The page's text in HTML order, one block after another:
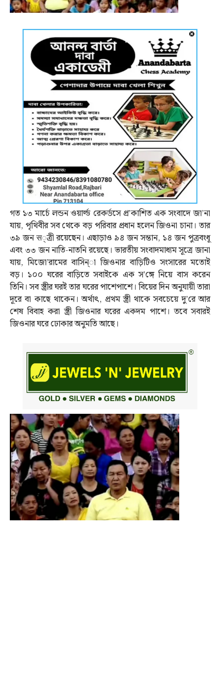
গত ১৩ মার্চে লন্ডন ওয়ার্ল্ড রেকর্ডসে প্র’কাশিত এক সংবাদে জা’না
যায়, পৃথিবীর সব থেকে বড় পরিবার প্রধান হলেন জিওনা চানা। তার
৩৯ জন स্ত্রী রয়েছেন। এছাড়াও ৯৪ জন সন্তান, ১৪ জন পুত্রবংধূ
এবং ৩৩ জন নাতি-নাতনি রয়েছে। ভারতীয় সংবাদমাধ্যম সূত্রে জানা
যায়, মিজো’রামের বাসিন্া জিওনার বাড়িটিও সংসারের মতোই
বড়। ১০০ ঘরের বাড়িতে সবাইকে এক স’ঙ্গে নিয়ে বাস করেন
তিনি। সব স্ত্রীর ঘরই তার ঘরের পাশেপাশে। বিয়ের দিন অনুযায়ী তারা
দূরে বা কাছে থাকেন। অর্থাৎ, প্রথম স্ত্রী থাকে সবচেয়ে দু’রে আর
শেষ বিবাহ করা স্ত্রী জিওনার ঘরের একদম পাশে। তবে সবারই
জিওনার ঘরে ঢোকার অনুমতি আছে।